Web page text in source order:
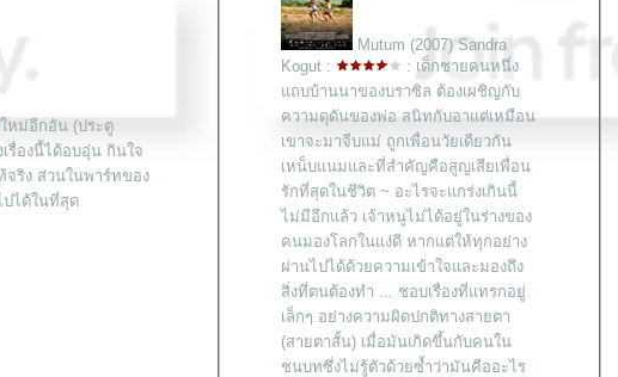
หม่อีกอัน (ประตู
รื่องนี้ได้อบอุ่น กินใจ
จริง ส่วนในพาร์ทของ
ปได้ในที่สุด
Mutum (2007) Sandra
Kogut :
: เด็กชายคนหนึ่ง
ถบบ้านนาของบราซิล ต้องเผชิญกับ
ความดุดันของพ่อ สนิทกับอาแต่เหมือน
เขาจะมาจีบแม่ ถูกเพื่อนวัยเดียวกัน
เหน็บแนมและที่สำคัญคือสูญเสียเพื่อน
รักที่สุดในชีวิต ~ อะไรจะแกร่งเกินนี้
ไม่มีอีกแล้ว เจ้าหนูไม่ได้อยู่ในร่างของ
คนมองโลกในแง่ดี หากแต่ให้ทุกอย่าง
ผ่านไปได้ด้วยความเข้าใจและมองถึง
สิ่งที่ตนต้องทำ ... ชอบเรื่องที่แทรกอยู่
เล็กๆ อย่างความผิดปกติทางสายตา
(สายตาสั้น) เมื่อมันเกิดขึ้นกับคนใน
ชนบทซึ่งไม่รู้ตัวด้วยซ้ำว่ามันคืออะไร